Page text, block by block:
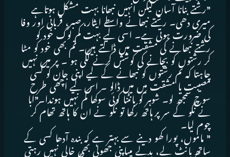
”رشتے بنانا آسان لیکن انہیں نبھانا بہت مشکل ہوتاہے
میری دھی۔ رشتے نبھانے واسطے ایثار، صبر، قربانی اور وفا
کی ضرورت ہوتی ہے۔ اسی لیے بہت کم لوگ خود کو
رشتے نبھانے کی مشقت میں ڈالتے ہیں۔ تم بھی خود کو مٹا
کر رشتوں کو بچانے کی کوشش کرنے لگی ہو ۔ پر میں نہیں
چاہتا کہ تم رشتوں کو نبھانے کے لیے اپنی جان کو کسی
مصیبت یا مشقت میں میں ڈالو ۔ اس لیے اچھی طرح
سوچ سمجھ لو۔ شوہر کو بانٹنا کوئی سوکھا کم نہیں ہوندا۔”ابا
نے نگو کے سر پر ہاتھ رکھا تو نگو نے ان کا ہاتھ تھام کر
چوم لیا۔
” ماموں، پورا کھو دینے سے بہتر ہے کہ بندہ آدھا کسی کے
ساتھ بانٹ لے، بدلے میںاپنی جھولی بھی خالی نہیں رہتی